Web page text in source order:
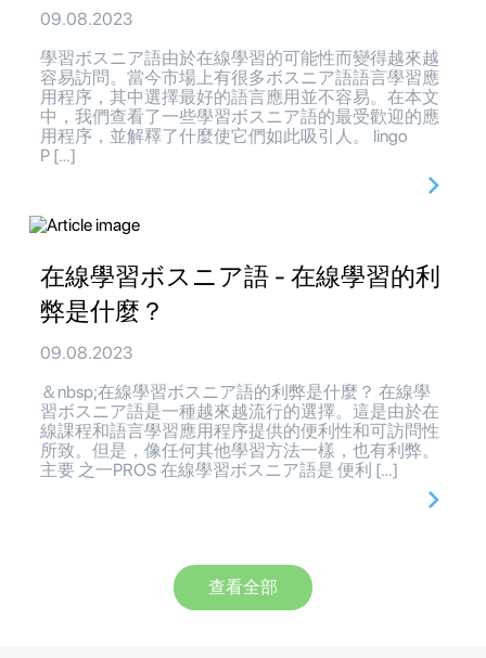
09.08.2023
學習ボスニア語由於在線學習的可能性而變得越來越
容易訪問。當今市場上有很多ボスニア語語言學習應
用程序，其中選擇最好的語言應用並不容易。在本文
中，我們查看了一些學習ボスニア語的最受歡迎的應
用程序，並解釋了什麼使它們如此吸引人。 lingo
P […]
在線學習ボスニア語 - 在線學習的利
弊是什麼？
09.08.2023
＆nbsp;在線學習ボスニア語的利弊是什麼？ 在線學
習ボスニア語是一種越來越流行的選擇。這是由於在
線課程和語言學習應用程序提供的便利性和可訪問性
所致。但是，像任何其他學習方法一樣，也有利弊。
主要 之一PROS 在線學習ボスニア語是 便利 […]
查看全部